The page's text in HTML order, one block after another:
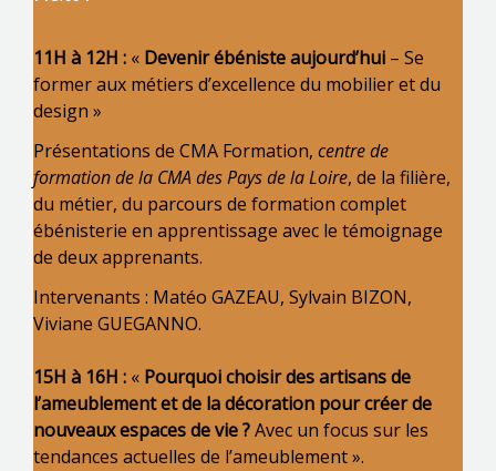
11H à 12H : « Devenir ébéniste aujourd’hui – Se
former aux métiers d’excellence du mobilier et du
design »
Présentations de CMA Formation, centre de
formation de la CMA des Pays de la Loire, de la filière,
du métier, du parcours de formation complet
ébénisterie en apprentissage avec le témoignage
de deux apprenants.
Intervenants : Matéo GAZEAU, Sylvain BIZON,
Viviane GUEGANNO.
15H à 16H : « Pourquoi choisir des artisans de
l’ameublement et de la décoration pour créer de
nouveaux espaces de vie ?Avec un focus sur les
tendances actuelles de l’ameublement ».